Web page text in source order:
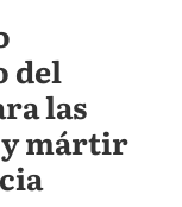
del
las
y mártir